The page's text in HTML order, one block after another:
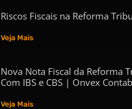
Riscos Fiscais na Reforma
Veja Mais
Nova Nota Fiscal da Reforma
Com IBS e CBS | Onvex
Veja Mais